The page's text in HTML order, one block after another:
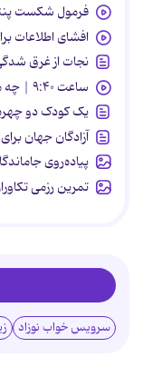
فرمول شکست
افشای اطلاعات
نجات از غرق
ساعت ۹:۴۰ | چه میراثی از خود به جای گذاشت؟
یک کودک دو
آزادگان جهان
پیاده‌روی
تمرین رزمی
سرویس خواب نوزاد